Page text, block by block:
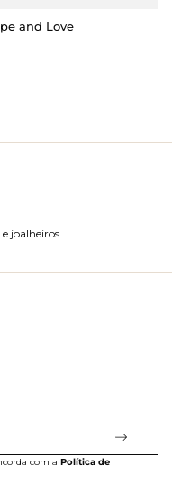
and Love
joalheiros.
com a Política de